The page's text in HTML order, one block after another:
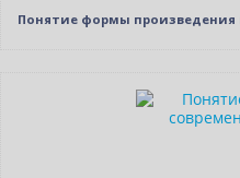
Понятие формы произведения